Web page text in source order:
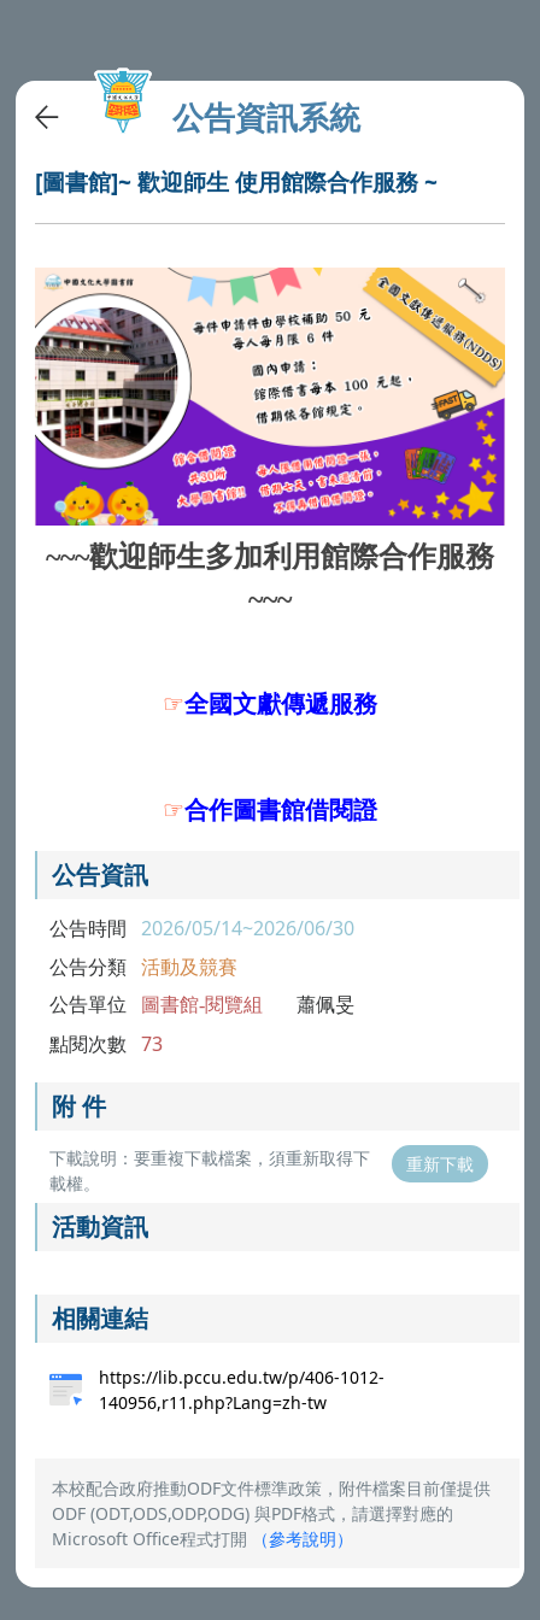
公告資訊系統
[圖書館]~ 歡迎師生 使用館際合作服務 ~
~~~歡迎師生多加利用館際合作服務
~~~
☞全國文獻傳遞服務
☞合作圖書館借閱證
公告資訊
公告時間 2026/05/14~2026/06/30
公告分類 活動及競賽
公告單位 圖書館-閱覽組 蕭佩旻
點閱次數 73
附 件
下載說明：要重複下載檔案，須重新取得下
載權。
重新下載
活動資訊
相關連結
https://lib.pccu.edu.tw/p/406-1012-
140956,r11.php?Lang=zh-tw
本校配合政府推動ODF文件標準政策，附件檔案目前僅提供
ODF (ODT,ODS,ODP,ODG) 與PDF格式，請選擇對應的
Microsoft Office程式打開
（參考說明）